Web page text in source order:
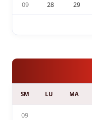
09 28 29
SM LU MA
09